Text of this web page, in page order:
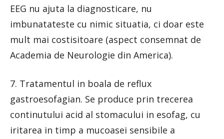
EEG nu ajuta la diagnosticare, nu
imbunatateste cu nimic situatia, ci doar este
mult mai costisitoare (aspect consemnat de
Academia de Neurologie din America).
7. Tratamentul in boala de reflux
gastroesofagian. Se produce prin trecerea
continutului acid al stomacului in esofag, cu
iritarea in timp a mucoasei sensibile a